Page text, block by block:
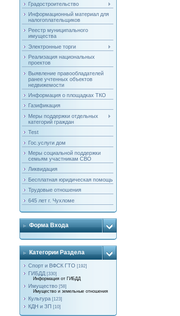
Градостроительство
Информационный материал для
налогоплательщиков
Реестр муниципального
имущества
Электронные торги
Реализация национальных
проектов
Выявление правообладателей
ранее учтенных объектов
недвижемости
Информация о площадках ТКО
Газификация
Меры поддержки отдельных
категорий граждан
Test
Гос.услуги дом
Меры социальной поддержки
семьям участникам СВО
Ликвидация
Бесплатная юридическая помощь
Трудовые отношения
645 лет г. Чухломе
Форма Входа
Категории Раздела
Спорт и ВФСК ГТО [192]
ГИБДД [330]
Информация от ГИБДД
Имущество [58]
Имущество и земельные отношения
Культура [123]
КДН и ЗП [10]